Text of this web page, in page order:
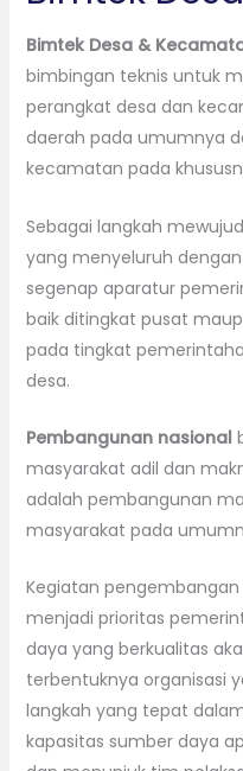
Bimtek Desa &
bimbingan teknis untuk
perangkat desa dan
daerah pada umumnya
kecamatan pada
Sebagai langkah
yang menyeluruh
segenap aparatur
baik ditingkat pusat
pada tingkat
desa.
Pembangunan nasional
masyarakat adil dan
adalah pembangunan
masyarakat pada
Kegiatan
menjadi prioritas
daya yang berkualitas
terbentuknya organisasi
langkah yang tepat
kapasitas sumber daya